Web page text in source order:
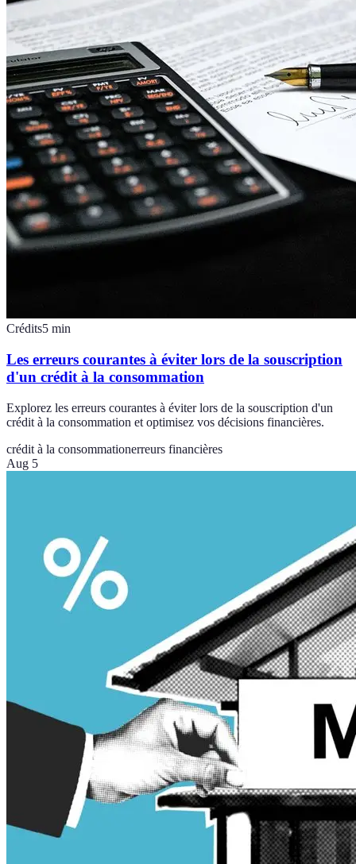
Crédits5 min
Les erreurs courantes à éviter lors de la souscription
d'un crédit à la consommation
Explorez les erreurs courantes à éviter lors de la souscription d'un
crédit à la consommation et optimisez vos décisions financières.
crédit à la consommationerreurs financières
Aug 5